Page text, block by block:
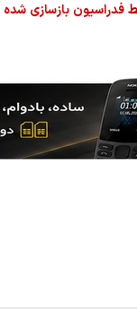
بازسازی شده